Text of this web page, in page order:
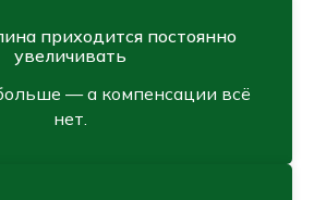
приходится постоянно
увеличивать
— а компенсации всё
нет.